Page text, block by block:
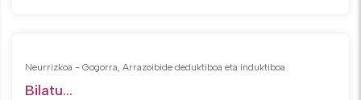
Neurrizkoa - Gogorra, Arrazoibide deduktiboa eta induktiboa
Bilatu...